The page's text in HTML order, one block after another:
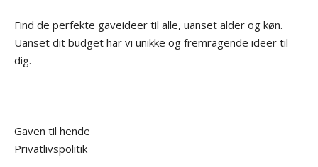
Find de perfekte gaveideer til alle, uanset alder og køn.
Uanset dit budget har vi unikke og fremragende ideer til
dig.
Gaven til hende
Privatlivspolitik